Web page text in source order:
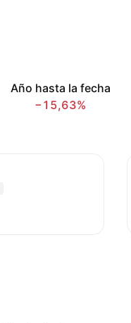
Año hasta la fecha
−15,63%